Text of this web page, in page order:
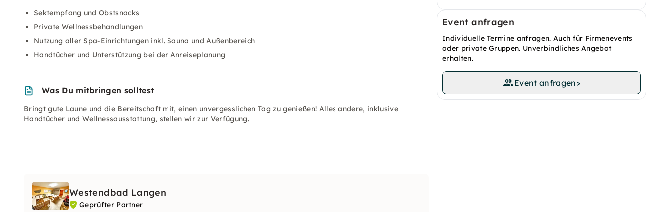
Event anfragen
Individuelle Termine anfragen. Auch für Firmenevents
oder private Gruppen. Unverbindliches Angebot
erhalten.
Event anfragen>
Sektempfang und Obstsnacks
Private Wellnessbehandlungen
Nutzung aller Spa-Einrichtungen inkl. Sauna und Außenbereich
Handtücher und Unterstützung bei der Anreiseplanung
Was Du mitbringen solltest
Bringt gute Laune und die Bereitschaft mit, einen unvergesslichen Tag zu genießen! Alles andere, inklusive
Handtücher und Wellnessausstattung, stellen wir zur Verfügung.
Westendbad Langen
Geprüfter Partner